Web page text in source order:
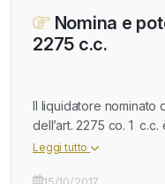
Nomina e
2275 c.c.
Il liquidatore nominato
dell’art. 2275 co. 1 c.c.
Leggi tutto